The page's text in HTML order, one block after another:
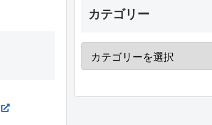
カテゴリー